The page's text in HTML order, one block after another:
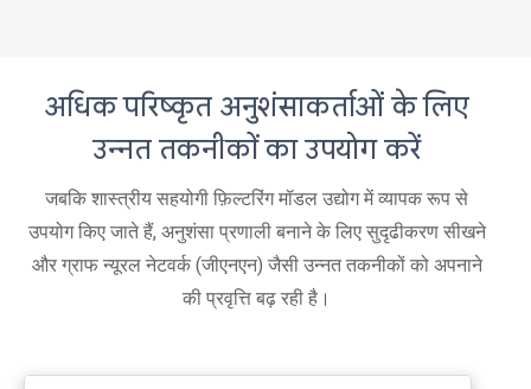
अधिक परिष्कृत अनुशंसाकर्ताओं के लिए
उन्नत तकनीकों का उपयोग करें
जबकि शास्त्रीय सहयोगी फ़िल्टरिंग मॉडल उद्योग में व्यापक रूप से
उपयोग किए जाते हैं, अनुशंसा प्रणाली बनाने के लिए सुदृढीकरण सीखने
और ग्राफ न्यूरल नेटवर्क (जीएनएन) जैसी उन्नत तकनीकों को अपनाने
की प्रवृत्ति बढ़ रही है।